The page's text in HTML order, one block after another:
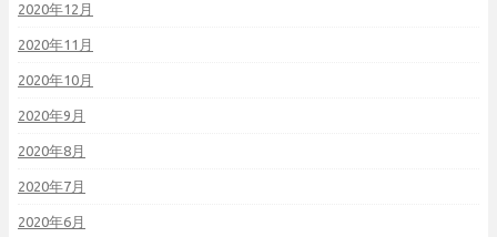
2020年12月
2020年11月
2020年10月
2020年9月
2020年8月
2020年7月
2020年6月